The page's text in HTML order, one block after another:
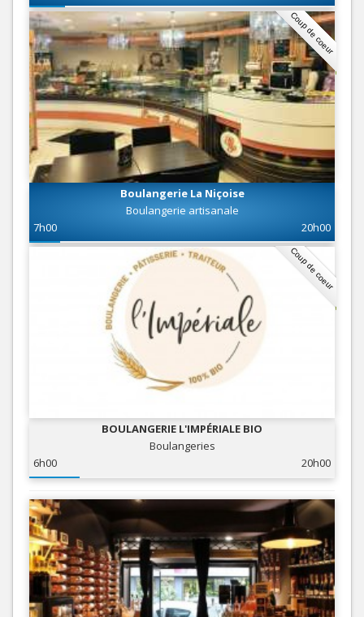
Coup de coeur
Boulangerie La Niçoise
Boulangerie artisanale
7h00
20h00
Coup de coeur
BOULANGERIE L'IMPÉRIALE BIO
Boulangeries
6h00
20h00